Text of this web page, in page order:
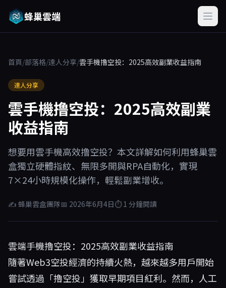
蜂巢雲端
首頁/部落格/達人分享/雲手機撸空投：2025高效副業收益指南
達人分享
雲手機撸空投：2025高效副業
收益指南
想要用雲手機高效撸空投？本文詳解如何利用蜂巢雲
盒獨立硬體指紋、無限多開與RPA自動化，實現
7×24小時規模化操作，輕鬆副業增收。
✍ 蜂巢雲盒團隊📅 2026年6月4日⏱ 1 分鐘閱讀
雲端手機擼空投：2025高效副業收益指南
隨著Web3空投經濟的持續火熱，越來越多用戶開始
嘗試透過「擼空投」獲取早期項目紅利。然而，人工